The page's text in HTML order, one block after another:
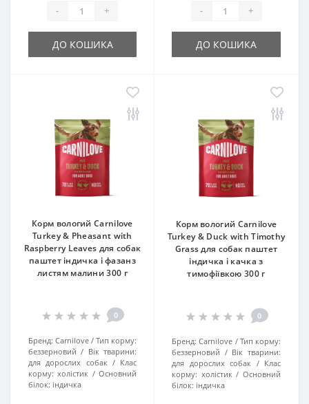
- +
ДО КОШИКА
- +
ДО КОШИКА
Корм вологий Carnilove
Turkey & Pheasant with
Raspberry Leaves для собак
паштет індичка і фазанз
листям малини 300 г
0
Бренд: Carnilove
Тип корму:
беззерновий
Вік тварини:
для дорослих собак
Клас
корму: холістик
Основний
білок: індичка
Корм вологий Carnilove
Turkey & Duck with Timothy
Grass для собак паштет
індичка і качка з
тимофіївкою 300 г
0
Бренд: Carnilove
Тип корму:
беззерновий
Вік тварини:
для дорослих собак
Клас
корму: холістик
Основний
білок: індичка